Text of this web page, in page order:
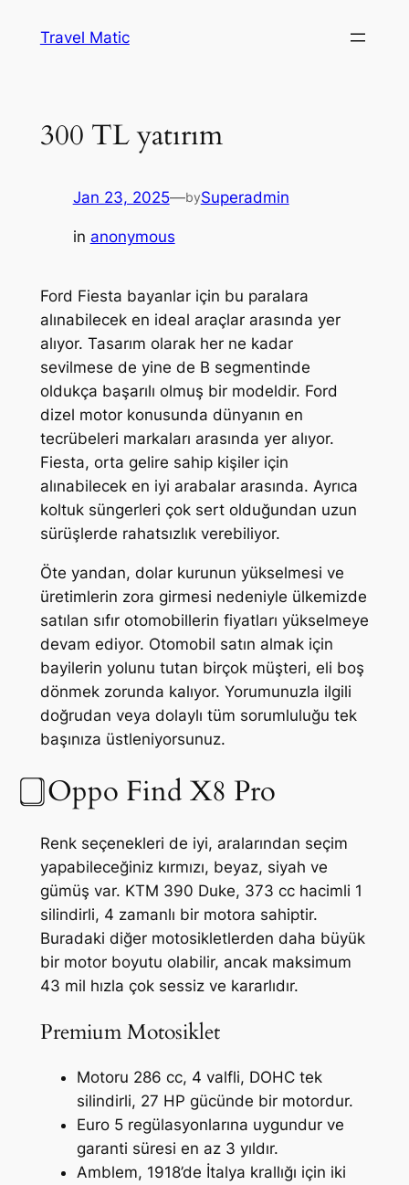
Travel Matic
300 TL yatırım
Jan 23, 2025—bySuperadmin
in anonymous
Ford Fiesta bayanlar için bu paralara
alınabilecek en ideal araçlar arasında yer
alıyor. Tasarım olarak her ne kadar
sevilmese de yine de B segmentinde
oldukça başarılı olmuş bir modeldir. Ford
dizel motor konusunda dünyanın en
tecrübeleri markaları arasında yer alıyor.
Fiesta, orta gelire sahip kişiler için
alınabilecek en iyi arabalar arasında. Ayrıca
koltuk süngerleri çok sert olduğundan uzun
sürüşlerde rahatsızlık verebiliyor.
Öte yandan, dolar kurunun yükselmesi ve
üretimlerin zora girmesi nedeniyle ülkemizde
satılan sıfır otomobillerin fiyatları yükselmeye
devam ediyor. Otomobil satın almak için
bayilerin yolunu tutan birçok müşteri, eli boş
dönmek zorunda kalıyor. Yorumunuzla ilgili
doğrudan veya dolaylı tüm sorumluluğu tek
başınıza üstleniyorsunuz.
⃣ Oppo Find X8 Pro
Renk seçenekleri de iyi, aralarından seçim
yapabileceğiniz kırmızı, beyaz, siyah ve
gümüş var. KTM 390 Duke, 373 cc hacimli 1
silindirli, 4 zamanlı bir motora sahiptir.
Buradaki diğer motosikletlerden daha büyük
bir motor boyutu olabilir, ancak maksimum
43 mil hızla çok sessiz ve kararlıdır.
Premium Motosiklet
Motoru 286 cc, 4 valfli, DOHC tek
silindirli, 27 HP gücünde bir motordur.
Euro 5 regülasyonlarına uygundur ve
garanti süresi en az 3 yıldır.
Amblem, 1918’de İtalya krallığı için iki